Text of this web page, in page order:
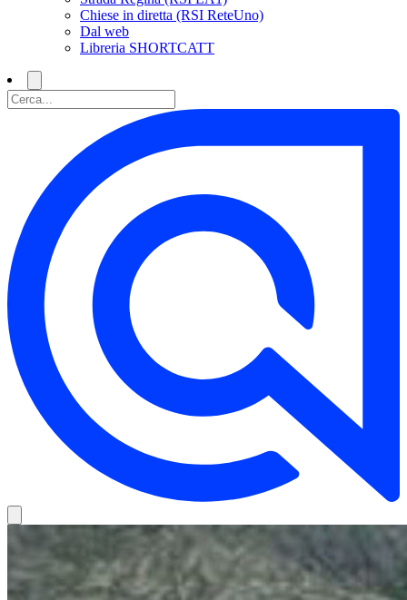
Chiese in diretta (RSI ReteUno)
Dal web
Libreria SHORTCATT